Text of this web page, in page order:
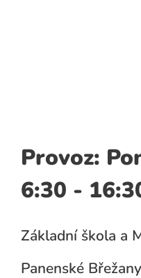
Provoz:
6:30 -
Základní škola a
Panenské